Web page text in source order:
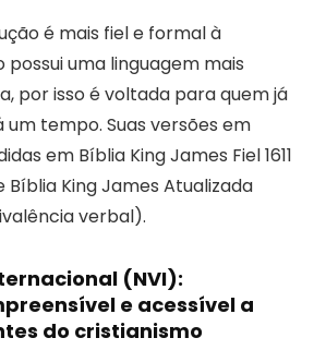
é mais fiel e formal à
uma linguagem mais
por isso é voltada para quem já
tempo. Suas versões em
em Bíblia King James Fiel 1611
King James Atualizada
verbal).
(NVI):
e acessível a
do cristianismo